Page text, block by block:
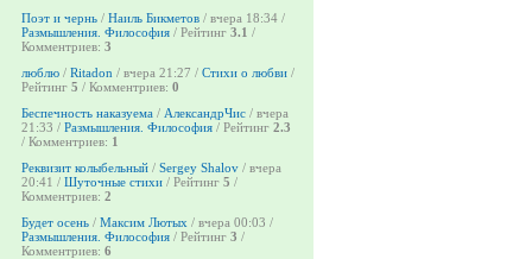
Поэт и чернь / Наиль Бикметов / вчера 18:34 /
Размышления. Философия / Рейтинг 3.1 /
Комментриев: 3
люблю / Ritadon / вчера 21:27 / Стихи о любви /
Рейтинг 5 / Комментриев: 0
Беспечность наказуема / АлександрЧис / вчера
21:33 / Размышления. Философия / Рейтинг 2.3
/ Комментриев: 1
Реквизит колыбельный / Sergey Shalov / вчера
20:41 / Шуточные стихи / Рейтинг 5 /
Комментриев: 2
Будет осень / Максим Лютых / вчера 00:03 /
Размышления. Философия / Рейтинг 3 /
Комментриев: 6